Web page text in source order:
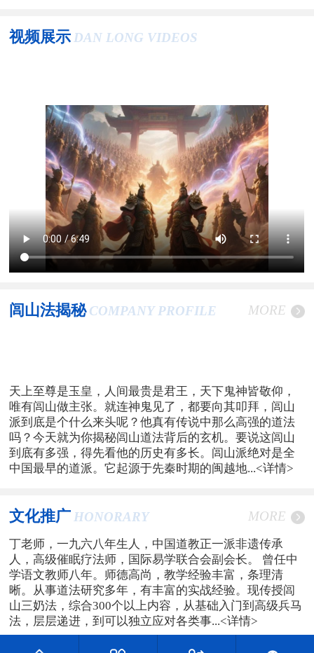
视频展示 DAN LONG VIDEOS
闾山法揭秘 COMPANY PROFILE MORE
天上至尊是玉皇，人间最贵是君王，天下鬼神皆敬仰，
唯有闾山做主张。就连神鬼见了，都要向其叩拜，闾山
派到底是个什么来头呢？他真有传说中那么高强的道法
吗？今天就为你揭秘闾山道法背后的玄机。要说这闾山
到底有多强，得先看他的历史有多长。闾山派绝对是全
中国最早的道派。它起源于先秦时期的闽越地...<详情>
文化推广 HONORARY MORE
丁老师，一九六八年生人，中国道教正一派非遗传承
人，高级催眠疗法师，国际易学联合会副会长。 曾任中
学语文教师八年。师德高尚，教学经验丰富，条理清
晰。从事道法研究多年，有丰富的实战经验。现传授闾
山三奶法，综合300个以上内容，从基础入门到高级兵马
法，层层递进，到可以独立应对各类事...<详情>